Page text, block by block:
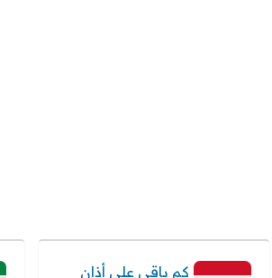
كم باقي على أذان